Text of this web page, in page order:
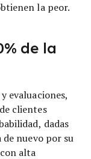
la peor.
de la
evaluaciones,
clientes
dadas
nuevo por su
alta